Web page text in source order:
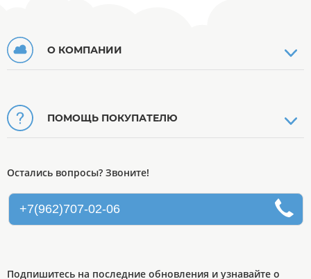
О КОМПАНИИ
ПОМОЩЬ ПОКУПАТЕЛЮ
Остались вопросы? Звоните!
+7(962)707-02-06
Подпишитесь на последние обновления и узнавайте о